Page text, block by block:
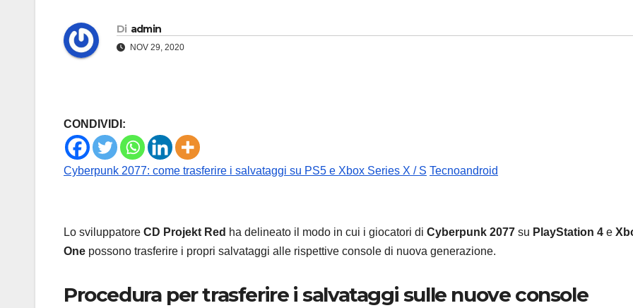
Di admin
NOV 29, 2020
CONDIVIDI:
Cyberpunk 2077: come trasferire i salvataggi su PS5 e Xbox Series X / S Tecnoandroid
Lo sviluppatore CD Projekt Red ha delineato il modo in cui i giocatori di Cyberpunk 2077 su PlayStation 4 e
One possono trasferire i propri salvataggi alle rispettive console di nuova generazione.
Procedura per trasferire i salvataggi sulle nuove console